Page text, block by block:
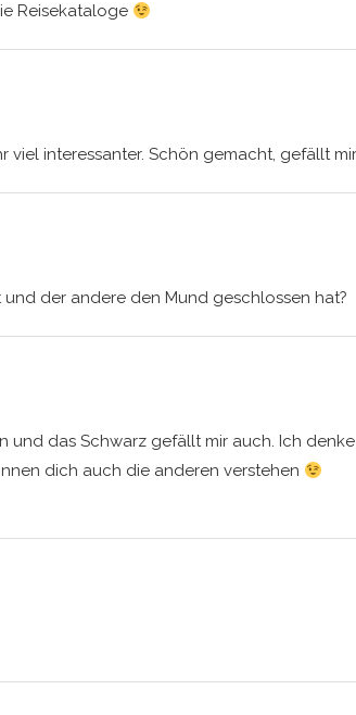
Reisekataloge
viel interessanter. Schön gemacht, gefällt mir
der andere den Mund geschlossen hat?
und das Schwarz gefällt mir auch. Ich
dich auch die anderen verstehen